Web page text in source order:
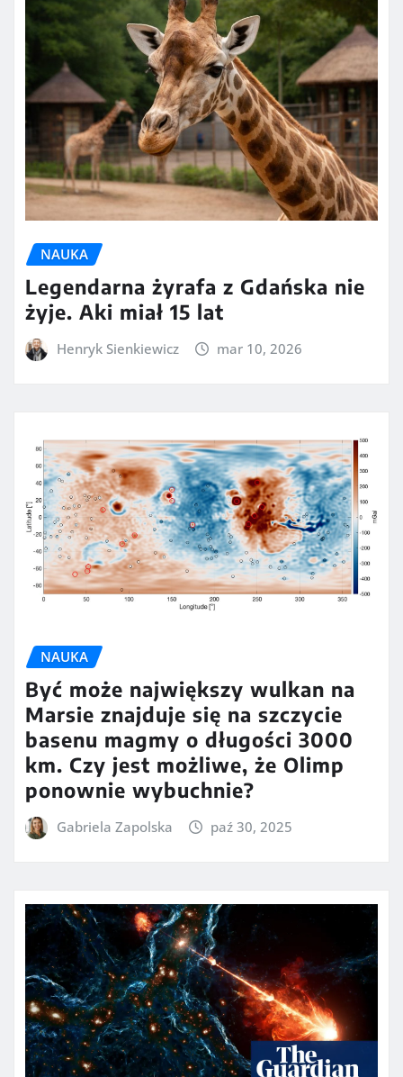
NAUKA
Legendarna żyrafa z Gdańska nie
żyje. Aki miał 15 lat
Henryk Sienkiewicz mar 10, 2026
NAUKA
Być może największy wulkan na
Marsie znajduje się na szczycie
basenu magmy o długości 3000
km. Czy jest możliwe, że Olimp
ponownie wybuchnie?
Gabriela Zapolska paź 30, 2025